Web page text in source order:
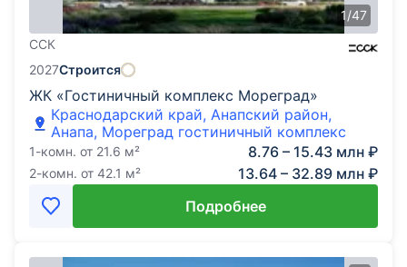
1/47
ССК
ЖК «Гостиничный комплекс Мореград»
2027Строится
Краснодарский край, Анапский район,
Анапа, Мореград гостиничный комплекс
1-комн. от 21.6 м² 8.76 – 15.43 млн ₽
2-комн. от 42.1 м²
13.64 – 32.89 млн ₽
Подробнее